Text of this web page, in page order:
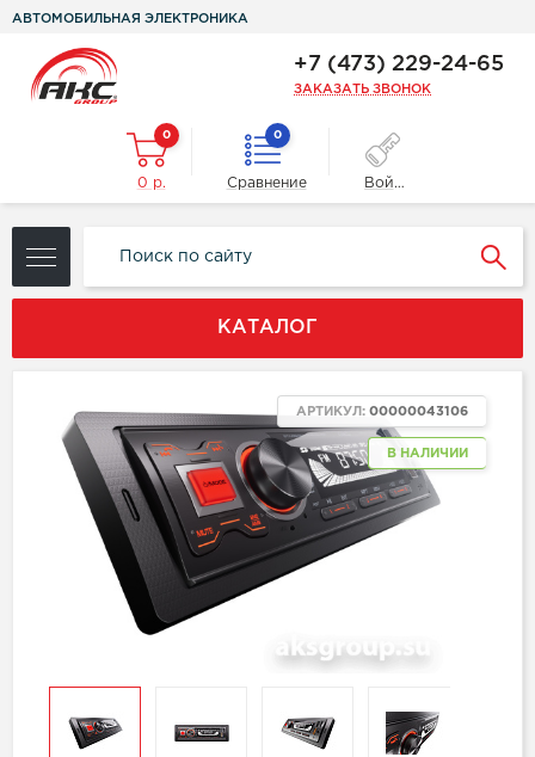
АВТОМОБИЛЬНАЯ ЭЛЕКТРОНИКА
+7 (473) 229-24-65
ЗАКАЗАТЬ ЗВОНОК
0
0 р.
0
Сравнение Войти
КАТАЛОГ
В НАЛИЧИИ
АРТИКУЛ: 00000043106